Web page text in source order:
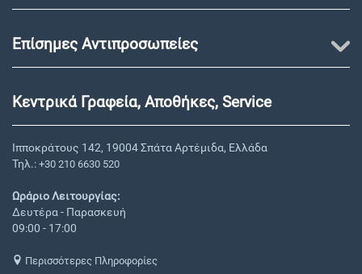
Επίσημες Αντιπροσωπείες
Κεντρικά Γραφεία, Αποθήκες, Service
Ιπποκράτους 142, 19004 Σπάτα Αρτέμιδα, Ελλάδα
Τηλ.: +30 210 6630 520
Ωράριο Λειτουργίας:
Δευτέρα - Παρασκευή
09:00 - 17:00
Περισσότερες Πληροφορίες